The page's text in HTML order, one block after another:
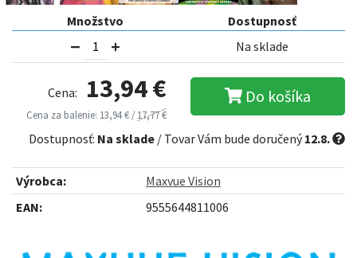
Množstvo
Dostupnosť
Na sklade
Cena: 13,94 €
Cena za balenie: 13,94 € /17,77 €
Do košíka
Dostupnosť: Na sklade / Tovar Vám bude doručený12.8.
Výrobca:
Maxvue Vision
EAN:
9555644811006